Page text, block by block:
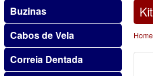
Buzinas
Cabos de Vela
Correia Dentada
Home